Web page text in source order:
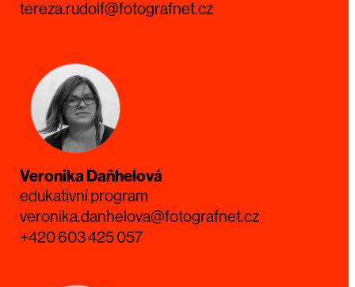
tereza.rudolf@fotografnet.cz
Veronika Daňhelová
edukativní program
veronika.danhelova@fotografnet.cz
+420 603 425 057